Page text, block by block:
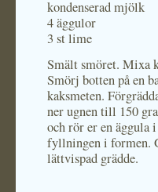
kondenserad mjölk
4 äggulor
3 st lime
Smält smöret. Mixa
Smörj botten på en
kaksmeten.
ner ugnen till 150
och rör er en äggula
fyllningen i formen.
lättvispad grädde.